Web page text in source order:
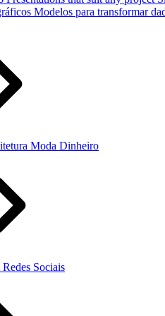
Modelos para transformar
Moda Dinheiro
Redes Sociais